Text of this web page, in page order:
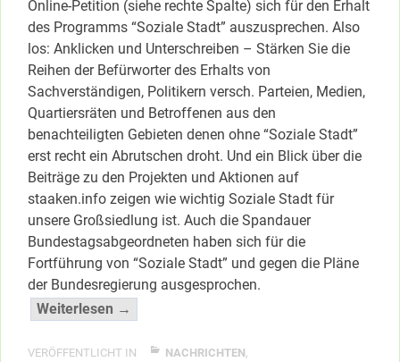
Online-Petition (siehe rechte Spalte) sich für den Erhalt
des Programms “Soziale Stadt” auszusprechen. Also
los: Anklicken und Unterschreiben – Stärken Sie die
Reihen der Befürworter des Erhalts von
Sachverständigen, Politikern versch. Parteien, Medien,
Quartiersräten und Betroffenen aus den
benachteiligten Gebieten denen ohne “Soziale Stadt”
erst recht ein Abrutschen droht. Und ein Blick über die
Beiträge zu den Projekten und Aktionen auf
staaken.info zeigen wie wichtig Soziale Stadt für
unsere Großsiedlung ist. Auch die Spandauer
Bundestagsabgeordneten haben sich für die
Fortführung von “Soziale Stadt” und gegen die Pläne
der Bundesregierung ausgesprochen.
Weiterlesen →
Beton
VERÖFFENTLICHT IN NACHRICHTEN